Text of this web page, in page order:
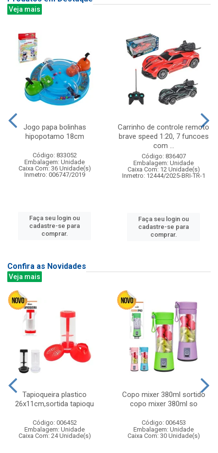
Veja mais
Jogo papa bolinhas
hipopotamo 18cm
Código: 833052
Embalagem: Unidade
Caixa Com: 36 Unidade(s)
Inmetro: 006747/2019
Faça seu login ou
cadastre-se para
comprar.
Carrinho de controle remoto
brave speed 1:20, 7 funcoes
com ...
Código: 836407
Embalagem: Unidade
Caixa Com: 12 Unidade(s)
Inmetro: 12444/2025-BRI-TR-1
Faça seu login ou
cadastre-se para
comprar.
Confira as Novidades
Veja mais
Tapioqueira plastico
26x11cm,sortida tapioqu
Código: 006452
Embalagem: Unidade
Caixa Com: 24 Unidade(s)
Copo mixer 380ml sortido
copo mixer 380ml so
Código: 006453
Embalagem: Unidade
Caixa Com: 30 Unidade(s)